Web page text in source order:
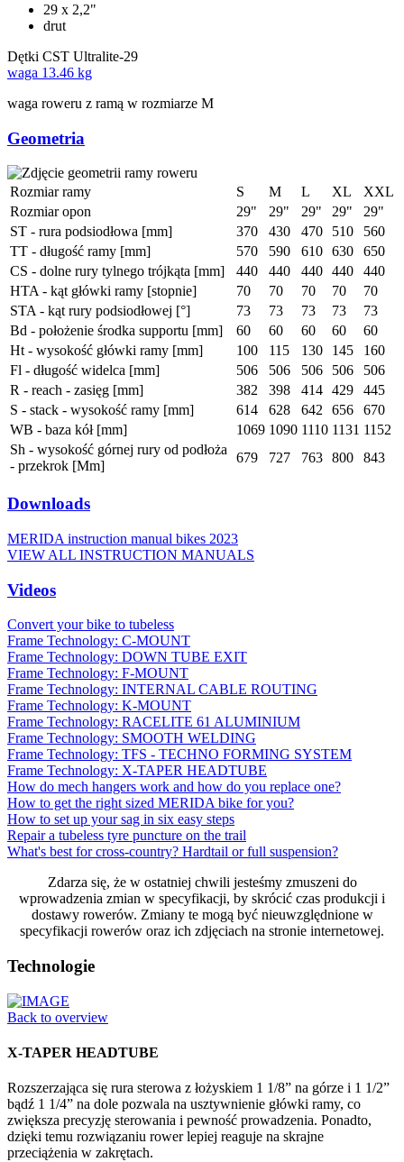
29 x 2,2"
drut
Dętki CST Ultralite-29
waga 13.46 kg
waga roweru z ramą w rozmiarze M
Geometria
Rozmiar ramy S M L XL
XXL
Rozmiar opon
29" 29" 29" 29"
29"
ST - rura podsiodłowa [mm]
370 430 470 510
560
TT - długość ramy [mm]
570 590 610 630
650
CS - dolne rury tylnego trójkąta [mm]
440 440 440 440
440
HTA - kąt główki ramy [stopnie]
70 70 70 70
70
STA - kąt rury podsiodłowej [°]
73 73 73 73
73
Bd - położenie środka supportu [mm]
60 60 60 60
60
Ht - wysokość główki ramy [mm]
100 115 130 145
160
Fl - długość widelca [mm]
506 506 506 506
506
R - reach - zasięg [mm]
382 398 414 429
445
S - stack - wysokość ramy [mm]
614 628 642 656
670
WB - baza kół [mm]
1069 1090 1110 1131 1152
Sh - wysokość górnej rury od podłoża
- przekrok [Mm]
679 727 763 800 843
Downloads
MERIDA instruction manual bikes 2023
VIEW ALL INSTRUCTION MANUALS
Videos
Convert your bike to tubeless
Frame Technology: C-MOUNT
Frame Technology: DOWN TUBE EXIT
Frame Technology: F-MOUNT
Frame Technology: INTERNAL CABLE ROUTING
Frame Technology: K-MOUNT
Frame Technology: RACELITE 61 ALUMINIUM
Frame Technology: SMOOTH WELDING
Frame Technology: TFS - TECHNO FORMING SYSTEM
Frame Technology: X-TAPER HEADTUBE
How do mech hangers work and how do you replace one?
How to get the right sized MERIDA bike for you?
How to set up your sag in six easy steps
Repair a tubeless tyre puncture on the trail
What's best for cross-country? Hardtail or full suspension?
Zdarza się, że w ostatniej chwili jesteśmy zmuszeni do
wprowadzenia zmian w specyfikacji, by skrócić czas produkcji i
dostawy rowerów. Zmiany te mogą być nieuwzględnione w
specyfikacji rowerów oraz ich zdjęciach na stronie internetowej.
Technologie
Back to overview
X-TAPER HEADTUBE
Rozszerzająca się rura sterowa z łożyskiem 1 1/8” na górze i 1 1/2”
bądź 1 1/4” na dole pozwala na usztywnienie główki ramy, co
zwiększa precyzję sterowania i pewność prowadzenia. Ponadto,
dzięki temu rozwiązaniu rower lepiej reaguje na skrajne
przeciążenia w zakrętach.